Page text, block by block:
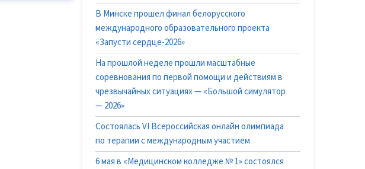
В Минске прошел финал белорусского
международного образовательного проекта
«Запусти сердце-2026»
На прошлой неделе прошли масштабные
соревнования по первой помощи и действиям в
чрезвычайных ситуациях — «Большой симулятор
— 2026»
Состоялась VI Всероссийская онлайн олимпиада
по терапии с международным участием
6 мая в «Медицинском колледже № 1» состоялся